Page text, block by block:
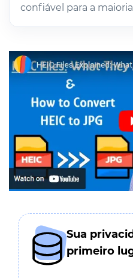
confiável para a
Sua
primeiro